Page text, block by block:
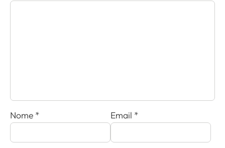
Nome * Email *